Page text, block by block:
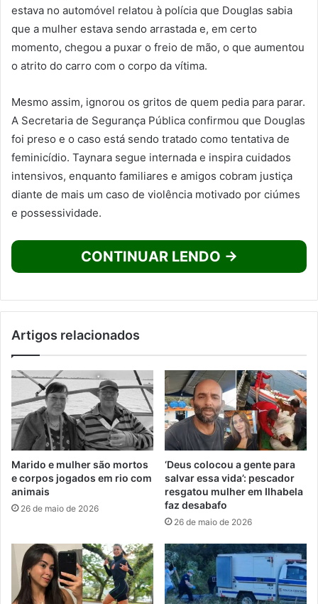
estava no automóvel relatou à polícia que Douglas sabia
que a mulher estava sendo arrastada e, em certo
momento, chegou a puxar o freio de mão, o que aumentou
o atrito do carro com o corpo da vítima.
Mesmo assim, ignorou os gritos de quem pedia para parar.
A Secretaria de Segurança Pública confirmou que Douglas
foi preso e o caso está sendo tratado como tentativa de
feminicídio. Taynara segue internada e inspira cuidados
intensivos, enquanto familiares e amigos cobram justiça
diante de mais um caso de violência motivado por ciúmes
e possessividade.
CONTINUAR LENDO →
Artigos relacionados
Marido e mulher são mortos
e corpos jogados em rio com
animais
26 de maio de 2026
‘Deus colocou a gente para
salvar essa vida’: pescador
resgatou mulher em Ilhabela
faz desabafo
26 de maio de 2026